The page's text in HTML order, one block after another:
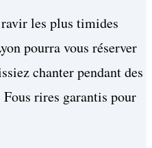
les plus timides
pourra vous réserver
chanter pendant des
rires garantis pour